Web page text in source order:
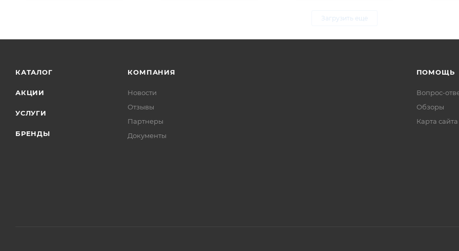
Загрузить еще
КАТАЛОГ
АКЦИИ
УСЛУГИ
БРЕНДЫ
КОМПАНИЯ
Новости
Отзывы
Партнеры
Документы
ПОМОЩЬ
Вопрос-
Обзоры
Карта сайта